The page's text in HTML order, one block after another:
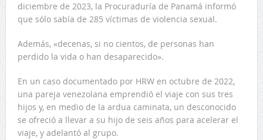
diciembre de 2023, la Procuraduría de Panamá informó
que sólo sabía de 285 víctimas de violencia sexual.
Además, «decenas, si no cientos, de personas han
perdido la vida o han desaparecido».
En un caso documentado por HRW en octubre de 2022,
una pareja venezolana emprendió el viaje con sus tres
hijos y, en medio de la ardua caminata, un desconocido
se ofreció a llevar a su hijo de seis años para acelerar el
viaje, y adelantó al grupo.